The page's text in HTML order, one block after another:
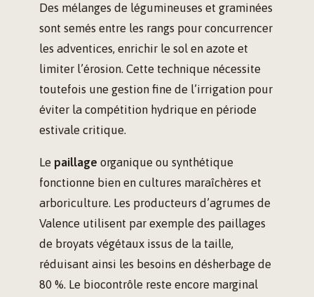
Des mélanges de légumineuses et graminées
sont semés entre les rangs pour concurrencer
les adventices, enrichir le sol en azote et
limiter l’érosion. Cette technique nécessite
toutefois une gestion fine de l’irrigation pour
éviter la compétition hydrique en période
estivale critique.
Le paillage organique ou synthétique
fonctionne bien en cultures maraîchères et
arboriculture. Les producteurs d’agrumes de
Valence utilisent par exemple des paillages
de broyats végétaux issus de la taille,
réduisant ainsi les besoins en désherbage de
80 %. Le biocontrôle reste encore marginal